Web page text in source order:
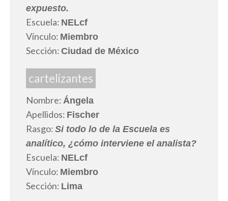
expuesto.
Escuela: NELcf
Vínculo: Miembro
Sección: Ciudad de México
cartelizantes
Nombre: Ángela
Apellidos: Fischer
Rasgo: Si todo lo de la Escuela es
analítico, ¿cómo interviene el analista?
Escuela: NELcf
Vínculo: Miembro
Sección: Lima